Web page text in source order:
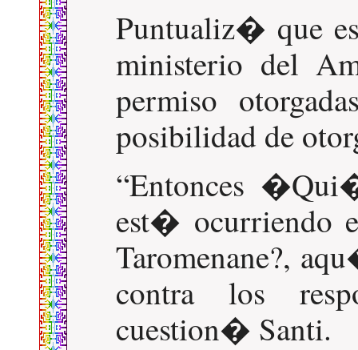
Puntualiz� que
ministerio del
permiso
posibilidad de
Entonces
est� ocurriendo
Taromenane?,
contra los
cuestion� Santi.